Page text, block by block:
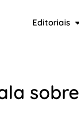
Editoriais
sobre